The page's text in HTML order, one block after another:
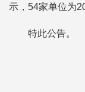
示，54家单位为
特此公告。